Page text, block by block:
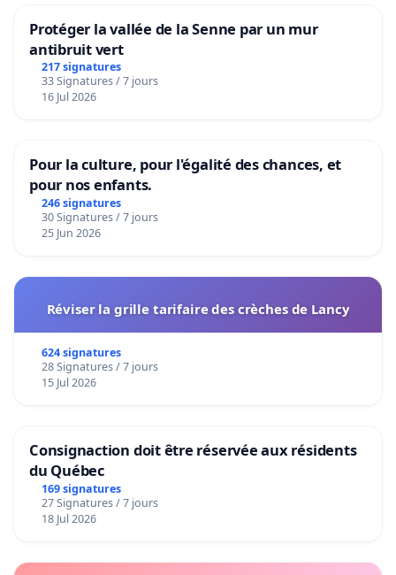
Protéger la vallée de la Senne par un mur
antibruit vert
217 signatures
33 Signatures / 7 jours
16 Jul 2026
Pour la culture, pour l'égalité des chances, et
pour nos enfants.
246 signatures
30 Signatures / 7 jours
25 Jun 2026
Réviser la grille tarifaire des crèches de Lancy
624 signatures
28 Signatures / 7 jours
15 Jul 2026
Consignaction doit être réservée aux résidents
du Québec
169 signatures
27 Signatures / 7 jours
18 Jul 2026